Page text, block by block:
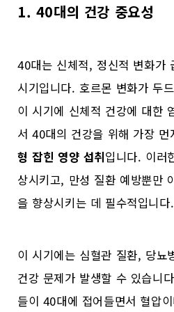
1. 40대의 건강 중요성
40대는 신체적, 정신적 변화가
시기입니다. 호르몬 변화가 두
이 시기에 신체적 건강에 대한
서 40대의 건강을 위해 가장
형 잡힌 영양 섭취입니다. 이러
상시키고, 만성 질환 예방뿐만
을 향상시키는 데 필수적입니다.
이 시기에는 심혈관 질환, 당뇨
건강 문제가 발생할 수 있습니
들이 40대에 접어들면서 혈압